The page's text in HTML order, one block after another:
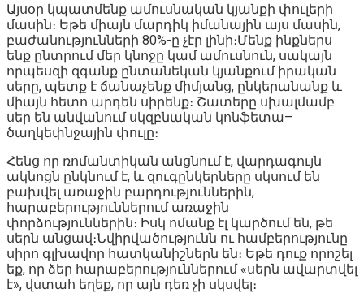
Այսօր կպատմենք ամուսնական կյանքի փուլերի
մասին։ Եթե միայն մարդիկ իմանային այս մասին,
բաժանությունների 80%-ը չէր լինի։Մենք ինքներս
ենք ընտրում մեր կնոջը կամ ամուսնուն, սակայն
որպեսզի զգանք ընտանեկան կյանքում իրական
սերը, պետք է ճանաչենք միմյանց, ընկերանանք և
միայն հետո արդեն սիրենք։ Շատերը սխալմամբ
սեր են անվանում սկզբնական կոնֆետա–
ծաղկեփնջային փուլը։
Հենց որ ռոմանտիկան անցնում է, վարդագույն
ակնոցն ընկնում է, և զուգընկերները սկսում են
բախվել առաջին բարդություններին,
հարաբերություններում առաջին
փորձություններին։ Իսկ ոմանք էլ կարծում են, թե
սերն անցավ։Նվիրվածությունն ու համբերությունը
սիրո գլխավոր հատկանիշներն են։ Եթե դուք որոշել
եք, որ ձեր հարաբերություններում «սերն ավարտվել
է», վստահ եղեք, որ այն դեռ չի սկսվել։